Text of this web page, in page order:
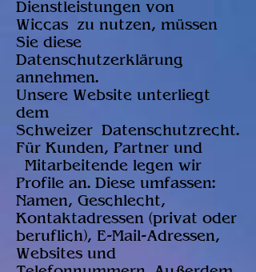
Dienstleistungen von
Wiccas zu nutzen, müssen
Sie diese
Datenschutzerklärung
annehmen.
Unsere Website unterliegt
dem
Schweizer Datenschutzrecht.
Für Kunden, Partner und
Mitarbeitende legen wir
Profile an. Diese umfassen:
Namen, Geschlecht,
Kontaktadressen (privat oder
beruflich), E-Mail-Adressen,
Websites und